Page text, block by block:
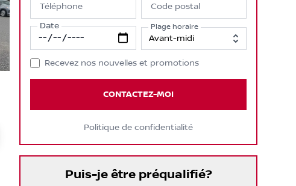
Téléphone
Code postal
Date
Plage horaire
Recevez nos nouvelles et promotions
CONTACTEZ-MOI
Politique de confidentialité
Puis-je être préqualifié?